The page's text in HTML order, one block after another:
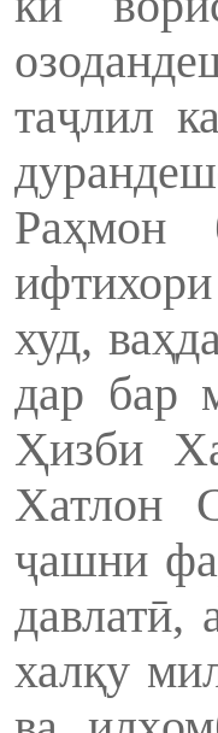
таҷлил
Раҳмон
худ,
дар бар
Ҳизби
Хатлон
ҷашни
давлатӣ,
халқу